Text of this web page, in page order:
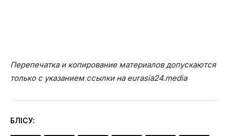
Перепечатка и копирование материалов допускаются
только с указанием ссылки на eurasia24.media
БӨЛІСУ: